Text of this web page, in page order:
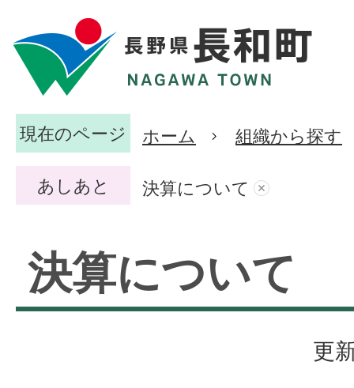
現在のページ ホーム 組織から探す
あしあと 決算について
決算について
更